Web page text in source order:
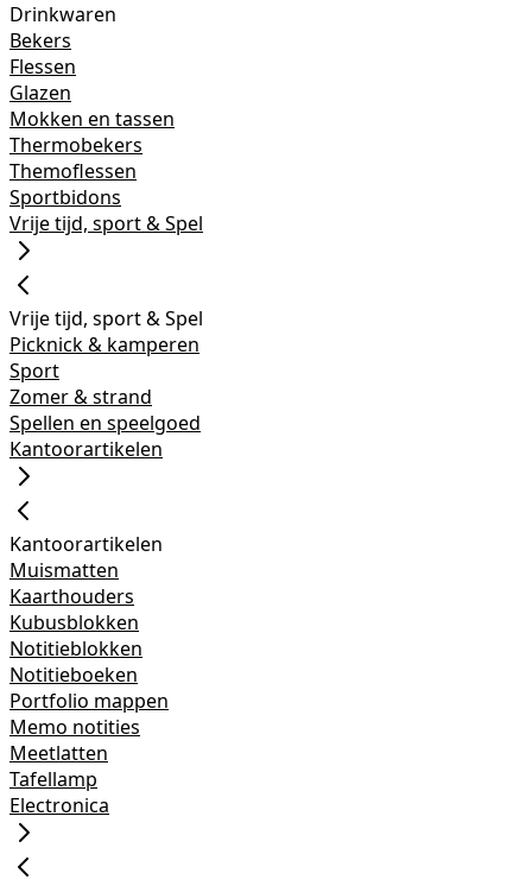
Drinkwaren
Bekers
Flessen
Glazen
Mokken en tassen
Thermobekers
Themoflessen
Sportbidons
Vrije tijd, sport & Spel
Vrije tijd, sport & Spel
Picknick & kamperen
Sport
Zomer & strand
Spellen en speelgoed
Kantoorartikelen
Kantoorartikelen
Muismatten
Kaarthouders
Kubusblokken
Notitieblokken
Notitieboeken
Portfolio mappen
Memo notities
Meetlatten
Tafellamp
Electronica